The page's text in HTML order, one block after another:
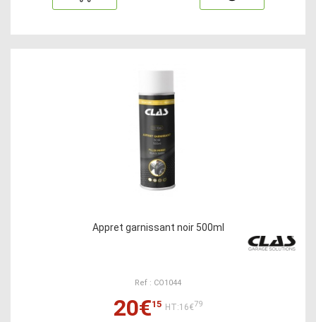
Appret garnissant noir 500ml
Ref : CO1044
20€15 HT:16€79